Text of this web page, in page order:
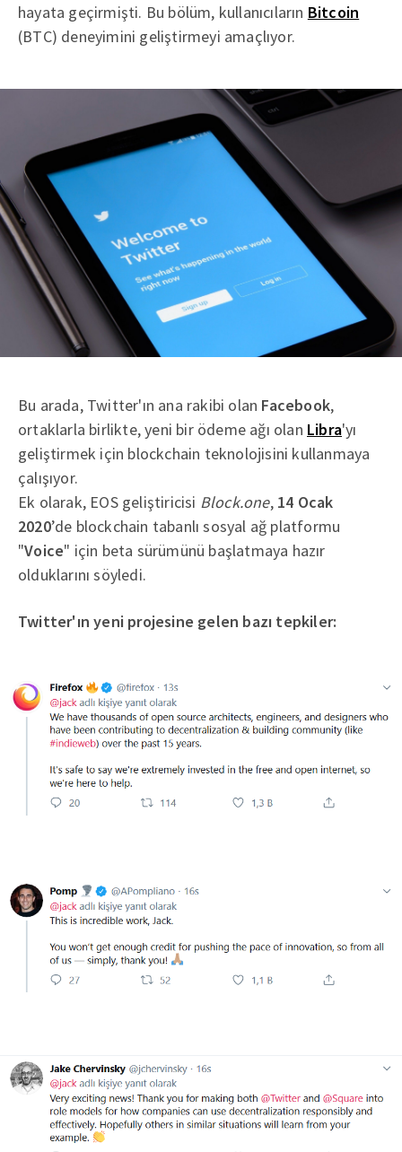
hayata geçirmişti. Bu bölüm, kullanıcıların Bitcoin
(BTC) deneyimini geliştirmeyi amaçlıyor.
Bu arada, Twitter'ın ana rakibi olan Facebook,
ortaklarla birlikte, yeni bir ödeme ağı olan Libra'yı
geliştirmek için blockchain teknolojisini kullanmaya
çalışıyor.
Ek olarak, EOS geliştiricisi Block.one, 14 Ocak
2020’de blockchain tabanlı sosyal ağ platformu
"Voice" için beta sürümünü başlatmaya hazır
olduklarını söyledi.
Twitter'ın yeni projesine gelen bazı tepkiler: